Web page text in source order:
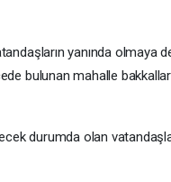
yanında olmaya
bulunan mahalle
durumda olan